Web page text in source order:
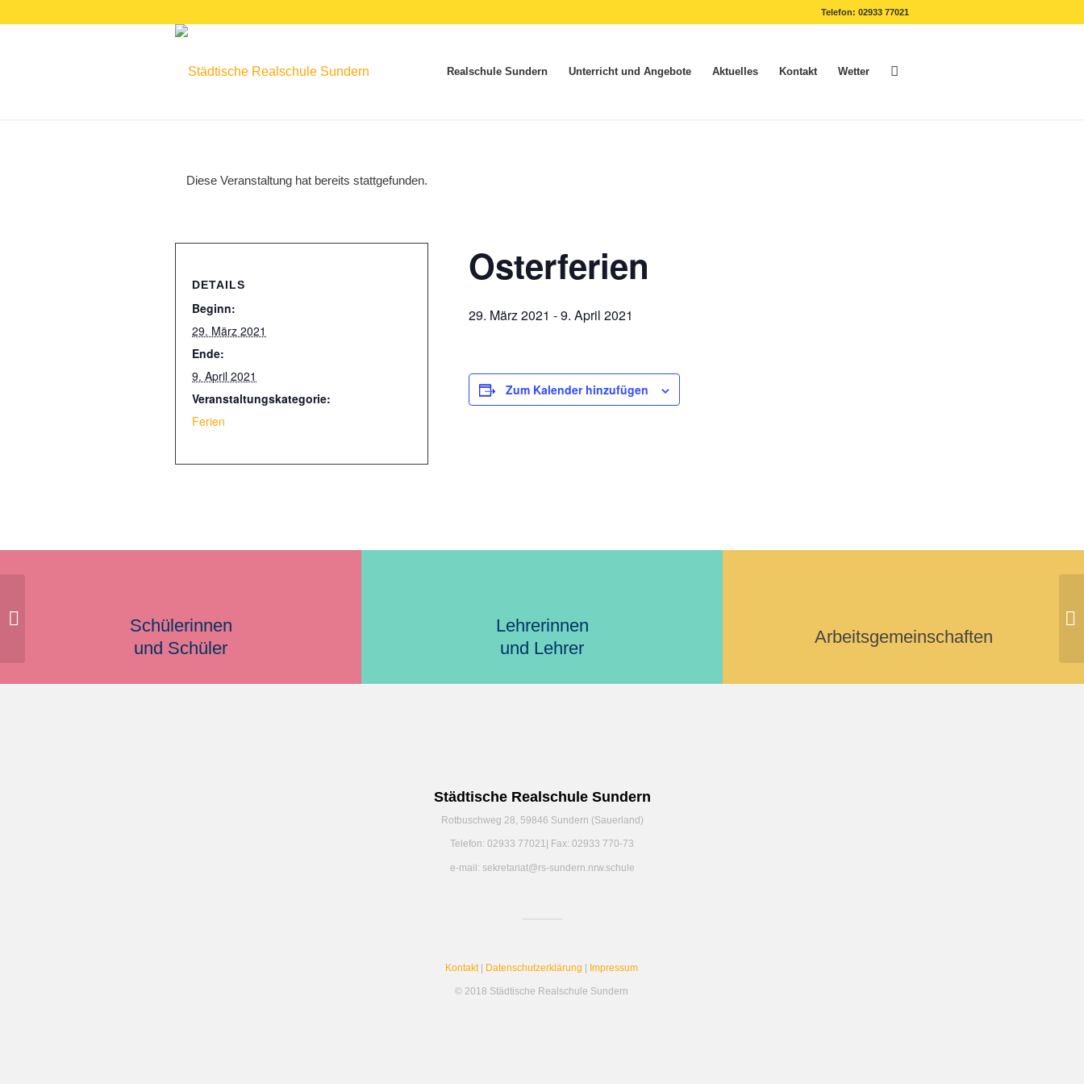
Telefon: 02933 77021
Realschule Sundern Unterricht und Angebote Aktuelles Kontakt Wetter
Diese Veranstaltung hat bereits stattgefunden.
Osterferien
29. März 2021 -9. April 2021
Zum Kalender hinzufügen
DETAILS
Beginn:
29. März 2021
Ende:
9. April 2021
Veranstaltungskategorie:
Ferien
Schülerinnen
und Schüler
Lehrerinnen
und Lehrer
Arbeitsgemeinschaften
Städtische Realschule Sundern
Rotbuschweg 28, 59846 Sundern (Sauerland)
Telefon: 02933 77021| Fax: 02933 770-73
e-mail: sekretariat@rs-sundern.nrw.schule
Kontakt| Datenschutzerklärung Impressum
© 2018 Städtische Realschule Sundern